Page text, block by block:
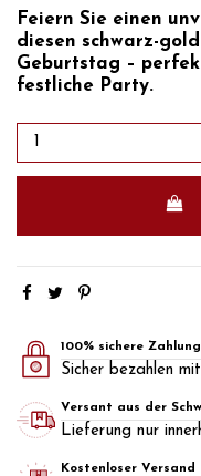
Feiern Sie einen
diesen schwarz-
Geburtstag –
festliche Party.
100% sichere Zahlung
Sicher bezahlen mit
Versant aus der
Lieferung nur
Kostenloser Versand